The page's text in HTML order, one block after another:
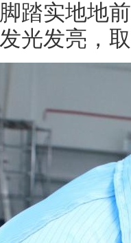
踏实地地
光发亮，